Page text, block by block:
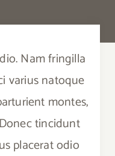
Nam fringilla
varius natoque
montes,
tincidunt
placerat odio